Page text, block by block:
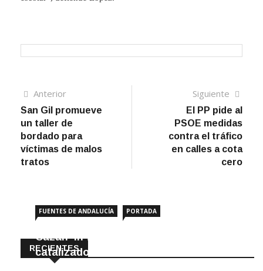
Navegación
de
entradas
AnteriorArtículo
anterior
San Gil promueve
un taller de
bordado para
víctimas de malos
tratos
Siguiente
El PP pide al
PSOE medidas
contra el tráfico
en calles a cota
cero
RECIENTES
FUENTES DE ANDALUCÍA PORTADA
Cazan ‘in fraganti’ a ladrones de
catalizadores